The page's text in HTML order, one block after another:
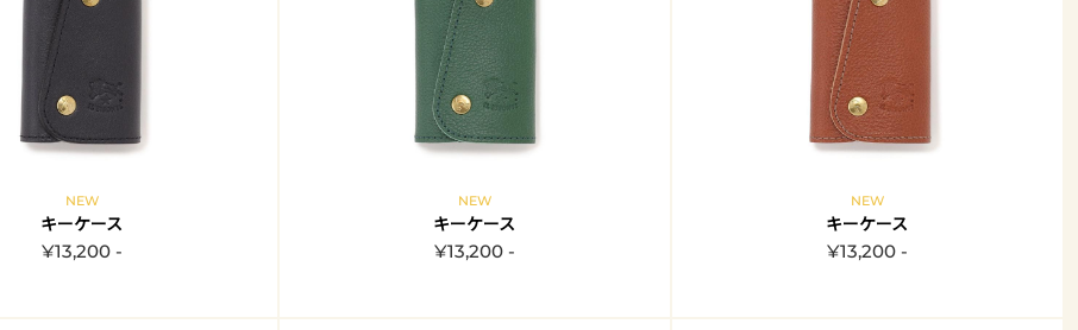
NEW
キーケース
¥13,200 -
NEW
キーケース
¥13,200 -
NEW
キーケース
¥13,200 -